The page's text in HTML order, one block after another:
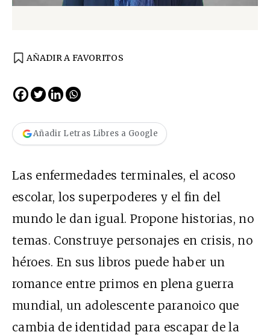
AÑADIR A FAVORITOS
Añadir Letras Libres a Google
Las enfermedades terminales, el acoso
escolar, los superpoderes y el fin del
mundo le dan igual. Propone historias, no
temas. Construye personajes en crisis, no
héroes. En sus libros puede haber un
romance entre primos en plena guerra
mundial, un adolescente paranoico que
cambia de identidad para escapar de la